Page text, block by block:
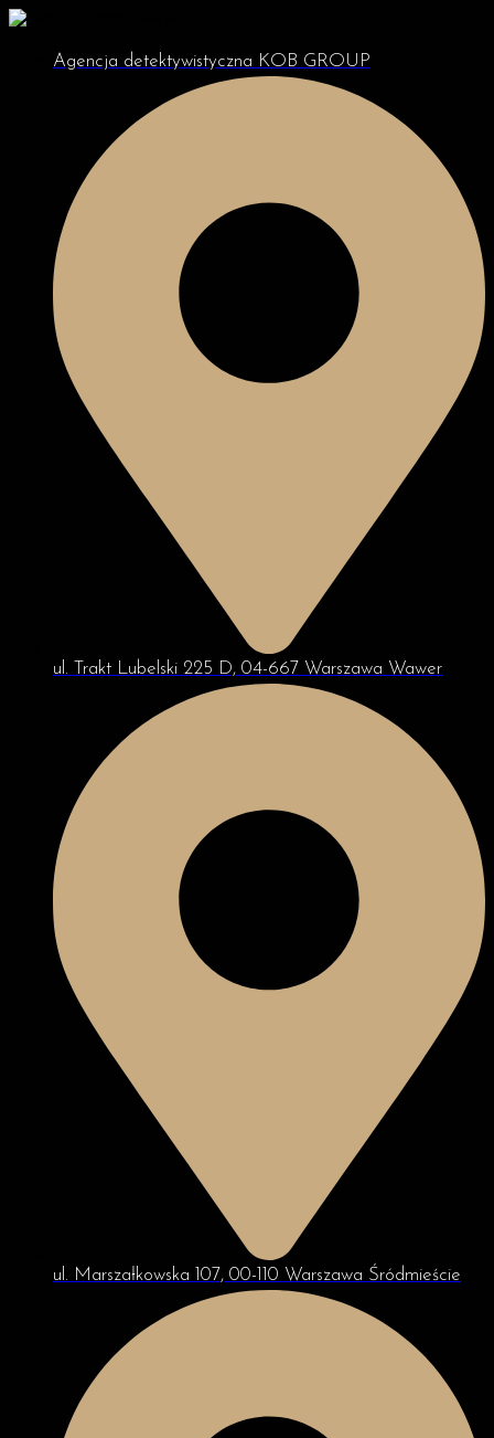
Agencja detektywistyczna KOB GROUP
ul. Trakt Lubelski 225 D, 04-667 Warszawa Wawer
ul. Marszałkowska 107, 00-110 Warszawa Śródmieście